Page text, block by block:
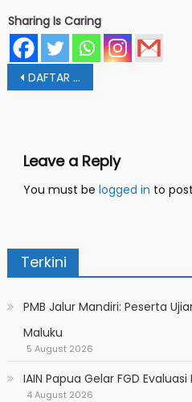
Sharing Is Caring
Post
navigation
DAFTAR NAMA PESERTA LULUS SPMB MANDIRI TAHUN 2021 IAIN FATTAHUL MULUK PAPUA
Leave a Reply
You must be logged in to
Terkini
PMB Jalur Mandiri: Peserta
Maluku
5 August 2026
IAIN Papua Gelar FGD Evaluasi
4 August 2026